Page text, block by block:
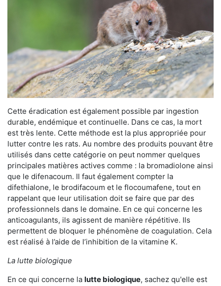
Cette éradication est également possible par ingestion
durable, endémique et continuelle. Dans ce cas, la mort
est très lente. Cette méthode est la plus appropriée pour
lutter contre les rats. Au nombre des produits pouvant être
utilisés dans cette catégorie on peut nommer quelques
principales matières actives comme : la bromadiolone ainsi
que le difenacoum. Il faut également compter la
difethialone, le brodifacoum et le flocoumafene, tout en
rappelant que leur utilisation doit se faire que par des
professionnels dans le domaine. En ce qui concerne les
anticoagulants, ils agissent de manière répétitive. Ils
permettent de bloquer le phénomène de coagulation. Cela
est réalisé à l’aide de l’inhibition de la vitamine K.
La lutte biologique
En ce qui concerne la lutte biologique, sachez qu'elle est